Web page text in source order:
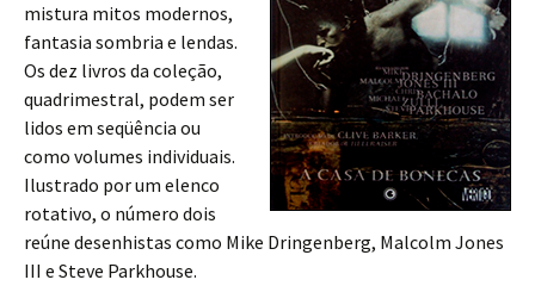
mistura mitos modernos,
fantasia sombria e lendas.
Os dez livros da coleção,
quadrimestral, podem ser
lidos em seqüência ou
como volumes individuais.
Ilustrado por um elenco
rotativo, o número dois
reúne desenhistas como Mike Dringenberg, Malcolm Jones
III e Steve Parkhouse.